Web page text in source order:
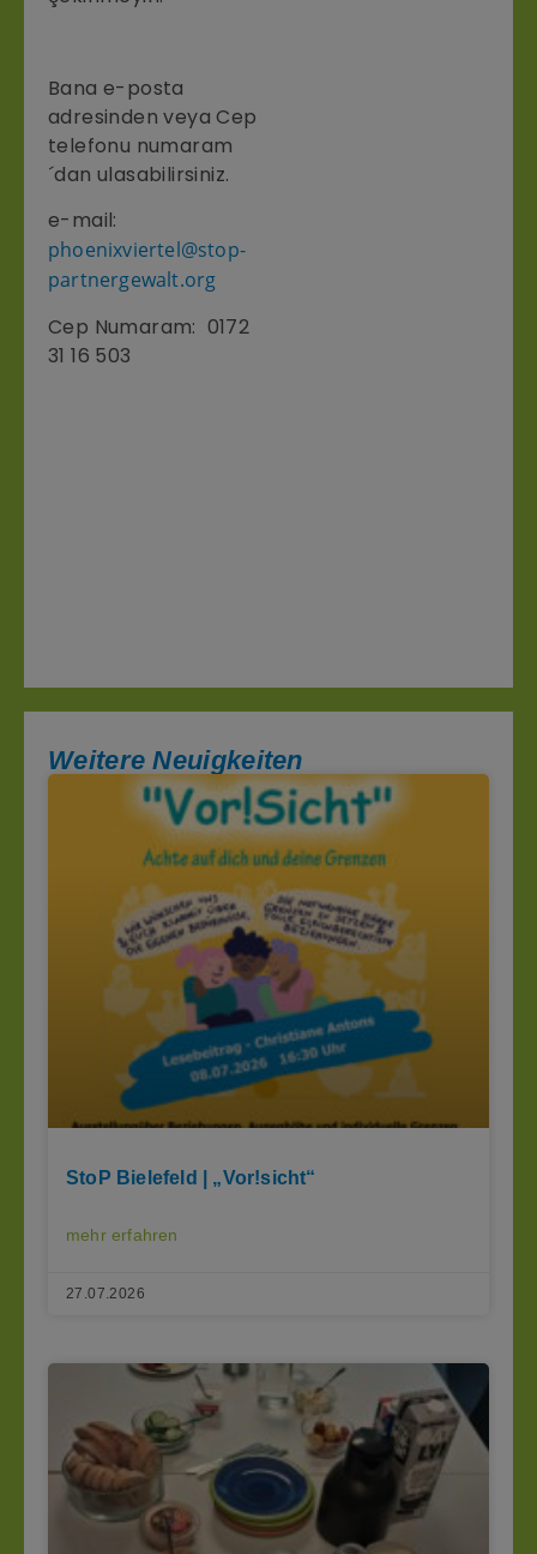
Bana e-posta
adresinden veya Cep
telefonu numaram
´dan ulasabilirsiniz.
e-mail:
phoenixviertel@stop-
partnergewalt.org
Cep Numaram: 0172
31 16 503
Weitere Neuigkeiten
StoP Bielefeld | „Vor!sicht“
mehr erfahren
27.07.2026